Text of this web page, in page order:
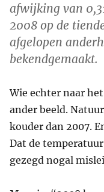
afwijking van
2008 op de
afgelopen
bekendgemaakt.
Wie echter naar het
ander beeld.
kouder dan 2007.
Dat de
gezegd nogal